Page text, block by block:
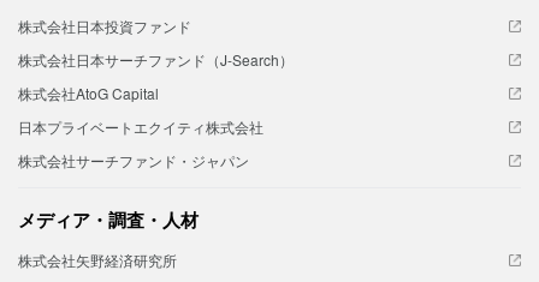
株式会社日本投資ファンド
株式会社日本サーチファンド（J-Search）
株式会社AtoG Capital
日本プライベートエクイティ株式会社
株式会社サーチファンド・ジャパン
メディア・調査・人材
株式会社矢野経済研究所